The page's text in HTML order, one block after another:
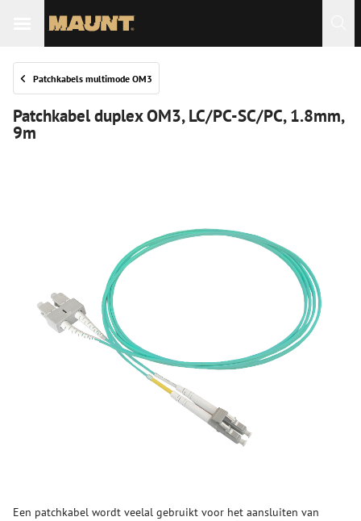
Patchkabels multimode OM3
Patchkabel duplex OM3, LC/PC-SC/PC, 1.8mm,
9m
Een patchkabel wordt veelal gebruikt voor het aansluiten van